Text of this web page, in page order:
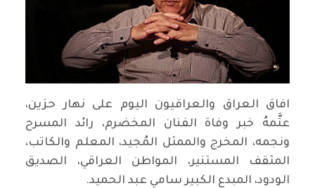
افاق العراق والعراقيون اليوم على نهار حزين،
عتَّمهُ خبر وفاة الفنان المخضرم، رائد المسرح
ونجمه، المخرج والممثل المُجيد، المعلم والكاتب،
المثقف المستنير، المواطن العراقي، الصديق
الودود، المبدع الكبير سامي عبد الحميد.